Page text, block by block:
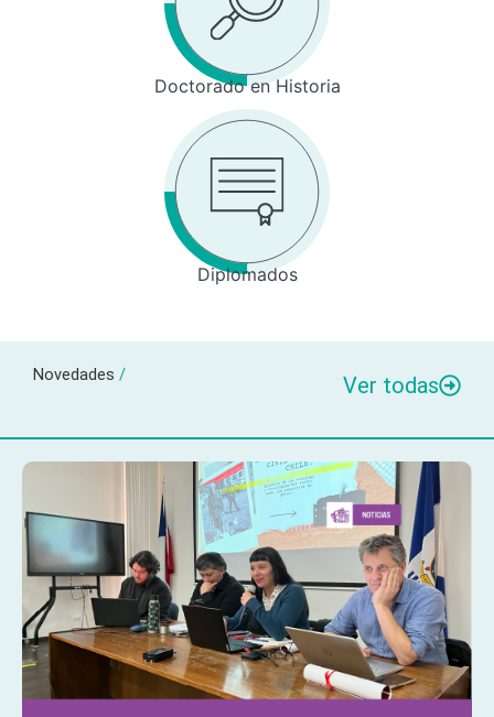
Doctorado en Historia
Diplomados
Novedades / Ver todas